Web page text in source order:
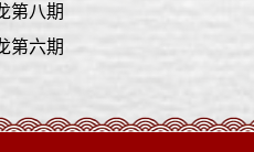
第八期
第六期